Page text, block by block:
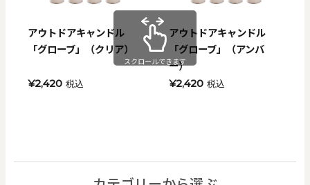
アウトドアキャンドル
「グローブ」（クリア）
¥2,420 税込
アウトドアキャンドル
「グローブ」（アンバ
ー）
¥2,420 税込
スクロールできます